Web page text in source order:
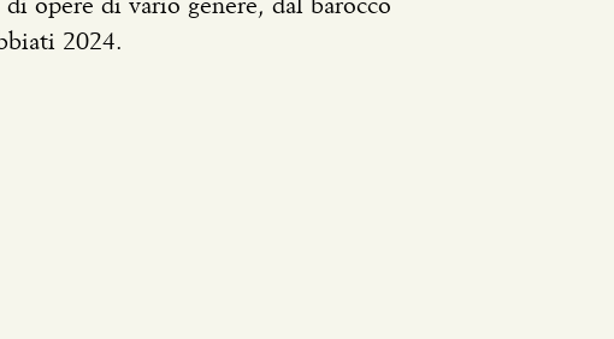
opere di vario genere, dal barocco
2024.